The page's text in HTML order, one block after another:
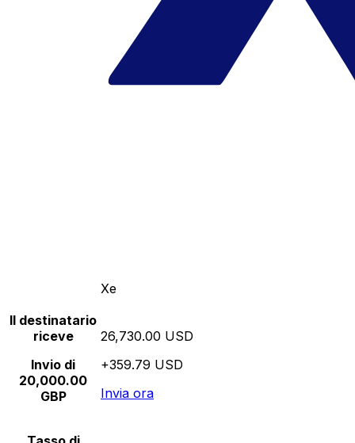
Xe
Il destinatario
riceve
Invio di
20,000.00
GBP
26,730.00 USD
+359.79 USD
Invia ora